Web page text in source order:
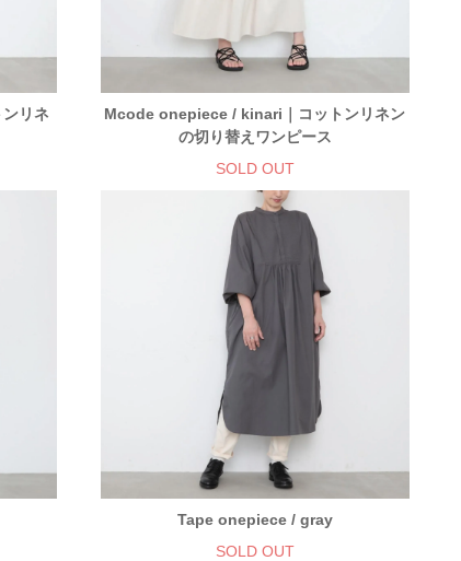
リネ
Mcode onepiece / kinari｜コットンリネン
の切り替えワンピース
SOLD OUT
Tape onepiece / gray
SOLD OUT